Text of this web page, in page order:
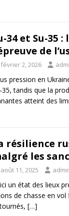
34 et Su-35
de
février 2, 2026
pression en
tandis que la
atteint des
résilience
les
août 11, 2025
un état des lieux
de chasse en
[…]